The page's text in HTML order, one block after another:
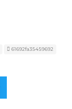
61692fa35459692